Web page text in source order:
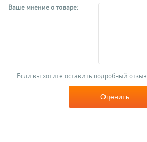
Ваше мнение о товаре:
Если вы хотите оставить подробный отзыв
Оценить